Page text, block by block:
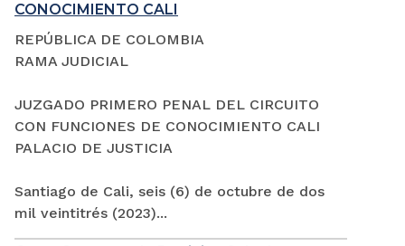
CONOCIMIENTO CALI
REPÚBLICA DE COLOMBIA
RAMA JUDICIAL
JUZGADO PRIMERO PENAL DEL CIRCUITO
CON FUNCIONES DE CONOCIMIENTO CALI
PALACIO DE JUSTICIA
Santiago de Cali, seis (6) de octubre de dos
mil veintitrés (2023)...